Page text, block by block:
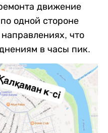
движение
одной стороне
что
в часы пик.